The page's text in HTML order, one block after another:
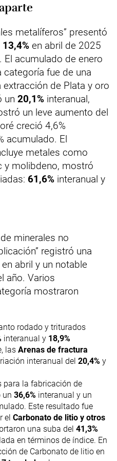
metalíferos” presentó
en abril de 2025
acumulado de enero
fue de una
extracción de Plata y oro
un 20,1% interanual,
un leve aumento del
creció 4,6%
acumulado. El
metales como
y molibdeno, mostró
61,6% interanual y
minerales no
registró una
abril y un notable
año. Varios
mostraron
rodado y triturados
interanual y 18,9%
las Arenas de fractura
interanual del 20,4% y
para la fabricación de
un 36,6% interanual y un
Este resultado fue
el Carbonato de litio y otros
una suba del 41,3%
en términos de índice. En
de Carbonato de litio en